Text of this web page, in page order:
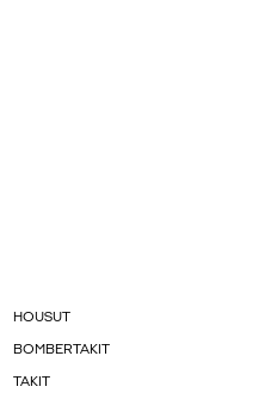
HOUSUT
BOMBERTAKIT
TAKIT